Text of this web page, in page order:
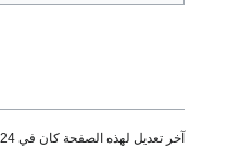
آخر تعديل لهذه الصفحة كان في 05:24, 25 أكتوبر 2008.